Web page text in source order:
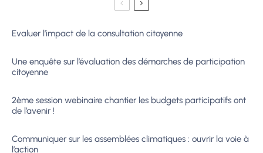
Evaluer l’impact de la consultation citoyenne
Une enquête sur l’évaluation des démarches de participation
citoyenne
2ème session webinaire chantier les budgets participatifs ont
de l’avenir !
Communiquer sur les assemblées climatiques : ouvrir la voie à
l’action